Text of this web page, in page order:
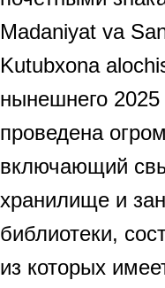
Madaniyat va
Kutubxona
нынешнего 2025
проведена
включающий
хранилище и
библиотеки,
из которых